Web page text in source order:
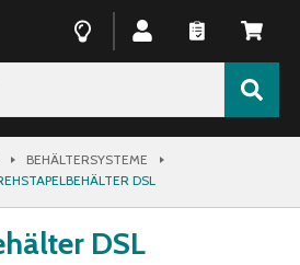
BEHÄLTERSYSTEME
DSL
DSL